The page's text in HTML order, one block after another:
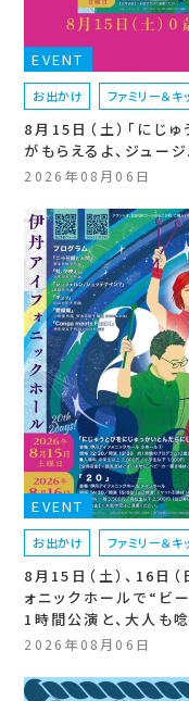
EVENT
お出かけ ファミリー＆キ
8月15日（土）「にじ
がもらえるよ、ジュー
2026年08月06日
EVENT
お出かけ ファミリー＆キ
8月15日（土）、16日（
ォニックホールで“ビ
1時間公演と、大人も
2026年08月06日